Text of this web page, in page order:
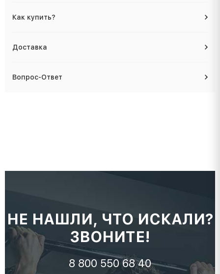
Как купить?
Доставка
Вопрос-Ответ
НЕ НАШЛИ, ЧТО ИСКАЛИ?
ЗВОНИТЕ!
8 800 550 68 40